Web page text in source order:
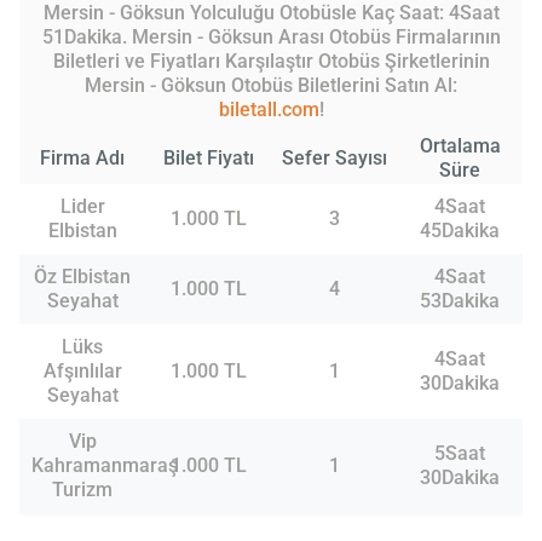
Mersin - Göksun Yolculuğu Otobüsle Kaç Saat: 4Saat
51Dakika. Mersin - Göksun Arası Otobüs Firmalarının
Biletleri ve Fiyatları Karşılaştır Otobüs Şirketlerinin
Mersin - Göksun Otobüs Biletlerini Satın Al:
biletall.com!
Firma Adı Bilet Fiyatı Sefer Sayısı
Ortalama
Süre
Lider
Elbistan
1.000 TL 3
4Saat
45Dakika
Öz Elbistan
Seyahat
1.000 TL 4
4Saat
53Dakika
Lüks
Afşınlılar
Seyahat
1.000 TL 1
4Saat
30Dakika
Vip
Kahramanmaraş
Turizm
1.000 TL 1
5Saat
30Dakika